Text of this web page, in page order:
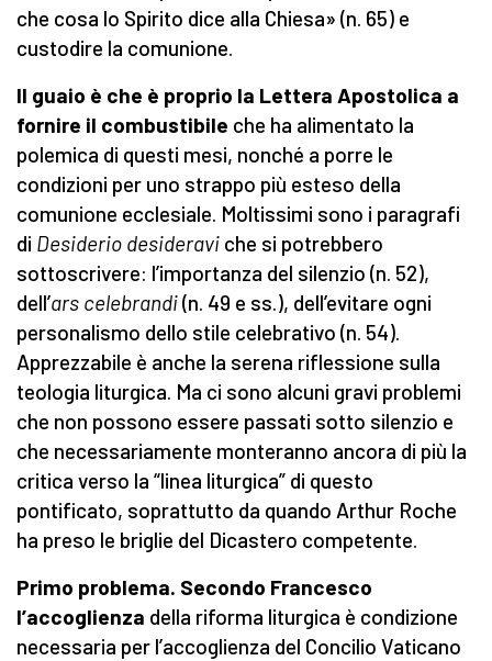
che cosa lo Spirito dice alla Chiesa» (n. 65) e
custodire la comunione.
Il guaio è che è proprio la Lettera Apostolica a
fornire il combustibile che ha alimentato la
polemica di questi mesi, nonché a porre le
condizioni per uno strappo più esteso della
comunione ecclesiale. Moltissimi sono i paragrafi
di Desiderio desideravi che si potrebbero
sottoscrivere: l’importanza del silenzio (n. 52),
dell’ars celebrandi(n. 49 e ss.), dell’evitare ogni
personalismo dello stile celebrativo (n. 54).
Apprezzabile è anche la serena riflessione sulla
teologia liturgica. Ma ci sono alcuni gravi problemi
che non possono essere passati sotto silenzio e
che necessariamente monteranno ancora di più la
critica verso la “linea liturgica” di questo
pontificato, soprattutto da quando Arthur Roche
ha preso le briglie del Dicastero competente.
Primo problema. Secondo Francesco
l’accoglienza della riforma liturgica è condizione
necessaria per l’accoglienza del Concilio Vaticano